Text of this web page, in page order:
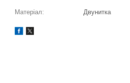
Матеріал: Двунитка